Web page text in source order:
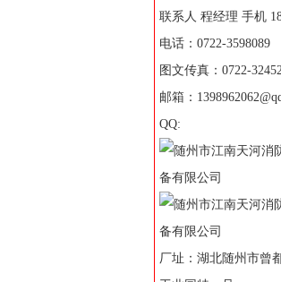
联系人 程经理 手机
电话：0722-3598089
图文传真：0722-
邮箱：
QQ:
厂址：湖北随州市曾